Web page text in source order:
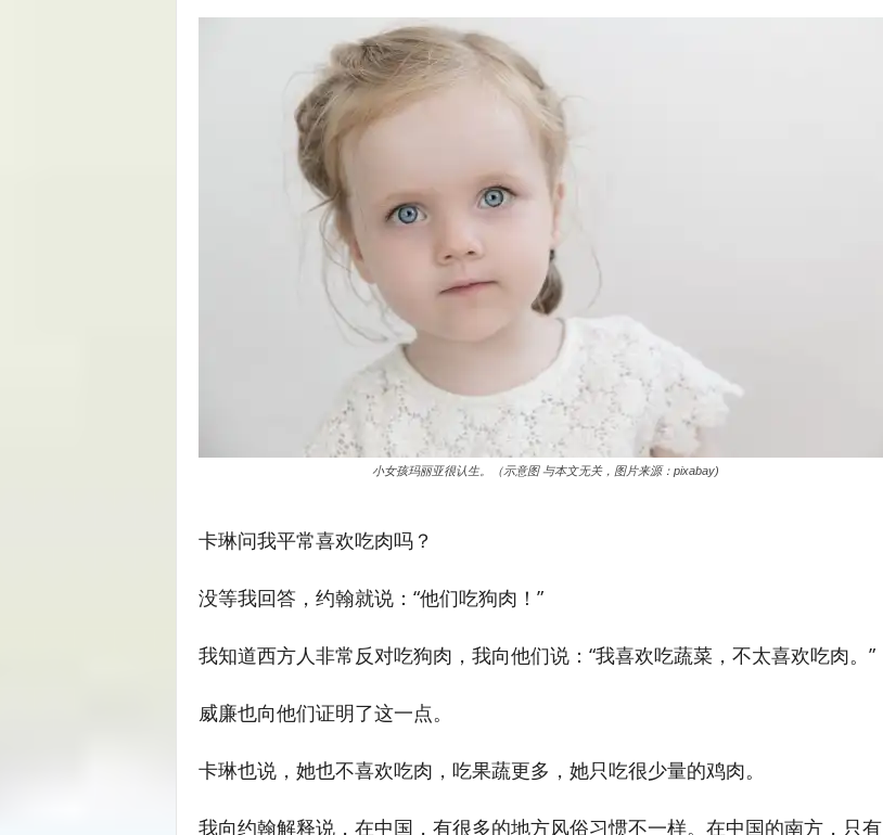
小女孩玛丽亚很认生。（示意图 与本文无关，图片来源：pixabay)
卡琳问我平常喜欢吃肉吗？
没等我回答，约翰就说：“他们吃狗肉！”
我知道西方人非常反对吃狗肉，我向他们说：“我喜欢吃蔬菜，不太喜欢吃肉。”
威廉也向他们证明了这一点。
卡琳也说，她也不喜欢吃肉，吃果蔬更多，她只吃很少量的鸡肉。
我向约翰解释说，在中国，有很多的地方风俗习惯不一样。在中国的南方，只有